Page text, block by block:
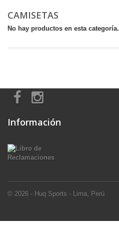
CAMISETAS
No hay productos en esta categoría.
Información
© 2026 - Huq Sports - Lima, Perú